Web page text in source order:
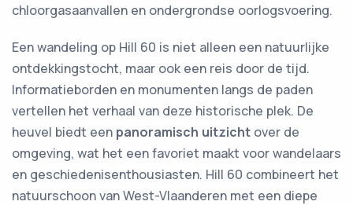
chloorgasaanvallen en ondergrondse oorlogsvoering.
Een wandeling op Hill 60 is niet alleen een natuurlijke
ontdekkingstocht, maar ook een reis door de tijd.
Informatieborden en monumenten langs de paden
vertellen het verhaal van deze historische plek. De
heuvel biedt een panoramisch uitzicht over de
omgeving, wat het een favoriet maakt voor wandelaars
en geschiedenisenthousiasten. Hill 60 combineert het
natuurschoon van West-Vlaanderen met een diepe